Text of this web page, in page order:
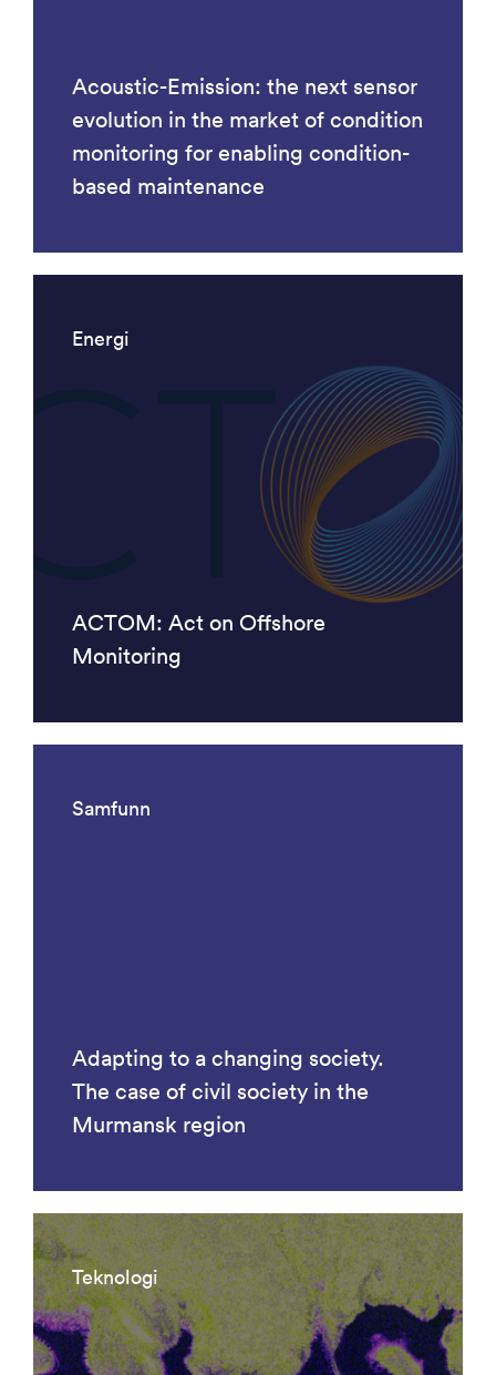
Acoustic-Emission: the next sensor
evolution in the market of condition
monitoring for enabling condition-
based maintenance
Energi
ACTOM: Act on Offshore
Monitoring
Samfunn
Adapting to a changing society.
The case of civil society in the
Murmansk region
Teknologi